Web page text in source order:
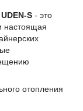
S - это
настоящая
отопления